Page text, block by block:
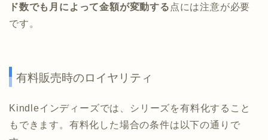
ド数でも月によって金額が変動する 点には注意が必要
です。
有料販売時のロイヤリティ
Kindleインディーズでは、シリーズを有料化すること
もできます。有料化した場合の条件は以下の通りで